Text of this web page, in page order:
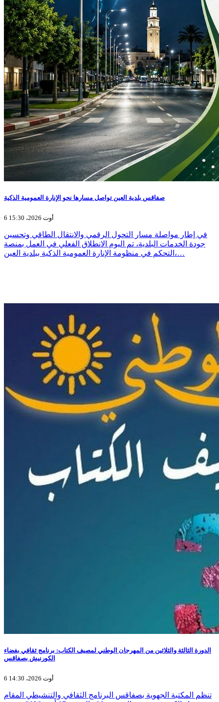
صفاقس بلدية العين تواصل مسارها نحو الإنارة العمومية الذكية
6 أوت 2026، 15:30
في إطار مواصلة مسار التحول الرقمي والانتقال الطاقي وتحسين
جودة الخدمات البلدية، تم اليوم الانطلاق الفعلي في العمل بمنصة
التحكم في منظومة الإنارة العمومية الذكية ببلدية العين،…
الدورة الثالثة والثلاثين من المهرجان الوطني لمصيف الكتاب: برنامج ثقافي بفضاء
الكورنيش بصفاقس
6 أوت 2026، 14:30
تنظم المكتبة الجهوية بصفاقس البرنامج الثقافي والتنشيطي المقام